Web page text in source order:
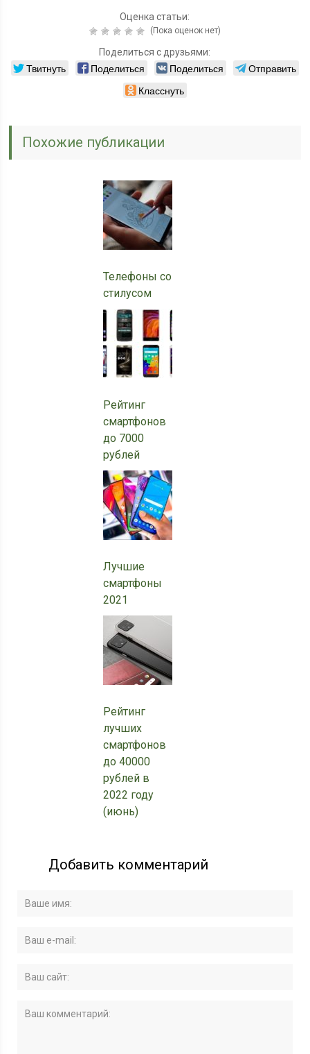
Оценка статьи:
(Пока оценок нет)
Поделиться с друзьями:
Твитнуть Поделиться Поделиться
Отправить
Класснуть
Похожие публикации
Телефоны со
стилусом
Рейтинг
смартфонов
до 7000
рублей
Лучшие
смартфоны
2021
Рейтинг
лучших
смартфонов
до 40000
рублей в
2022 году
(июнь)
Добавить комментарий